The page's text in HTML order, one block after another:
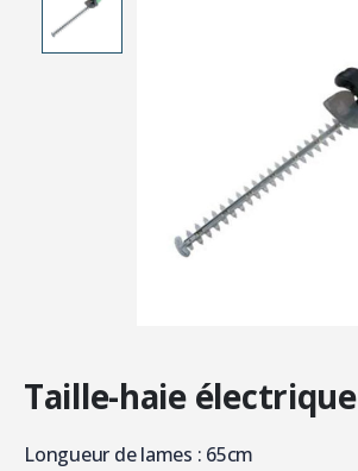
Taille-haie électrique
Longueur de lames : 65cm